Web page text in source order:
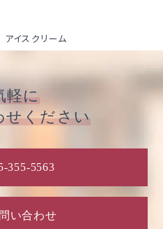
アイスクリーム
軽に
せください
355-5563
い合わせ